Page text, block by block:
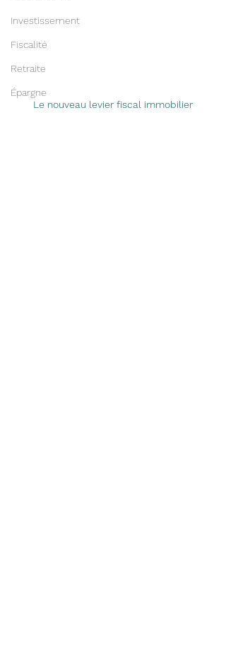
Investissement
Fiscalité
Retraite
Épargne
Le nouveau levier fiscal immobilier